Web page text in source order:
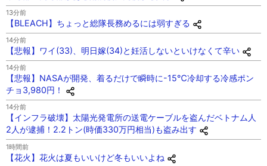
13分前
【BLEACH】ちょっと総隊長務めるには弱すぎる
14分前
【悲報】ワイ(33)、明日嫁(34)と妊活しないといけなくて辛い
14分前
【悲報】NASAが開発、着るだけで瞬時に-15℃冷却する冷感ポン
チョ3,980円！
14分前
【インフラ破壊】太陽光発電所の送電ケーブルを盗んだベトナム人
2人が逮捕！2.2トン(時価330万円相当)も盗み出す
1時間前
【花火】花火は夏もいいけど冬もいいよね